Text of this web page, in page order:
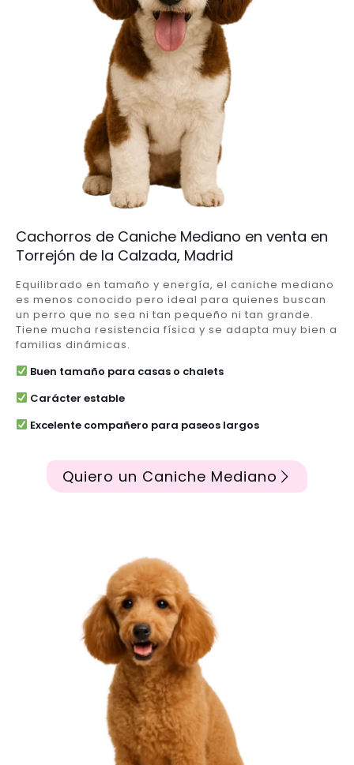
Cachorros de Caniche Mediano en venta en
Torrejón de la Calzada, Madrid
Equilibrado en tamaño y energía, el caniche mediano
es menos conocido pero ideal para quienes buscan
un perro que no sea ni tan pequeño ni tan grande.
Tiene mucha resistencia física y se adapta muy bien a
familias dinámicas.
Buen tamaño para casas o chalets
Carácter estable
Excelente compañero para paseos largos
Quiero un Caniche Mediano